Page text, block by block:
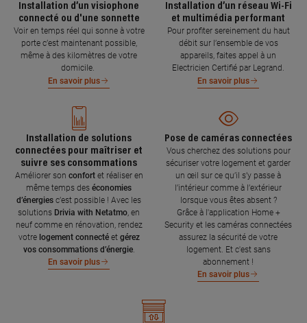
Installation d’un visiophone
connecté ou d'une sonnette
Voir en temps réel qui sonne à votre
porte c’est maintenant possible,
même à des kilomètres de votre
domicile.
En savoir plus
Installation d’un réseau Wi-Fi
et multimédia performant
Pour profiter sereinement du haut
débit sur l’ensemble de vos
appareils, faites appel à un
Electricien Certifié par Legrand.
En savoir plus
Installation de solutions
connectées pour maîtriser et
suivre ses consommations
Améliorer son confort et réaliser en
même temps des économies
d’énergies c’est possible ! Avec les
solutions Drivia with Netatmo , en
neuf comme en rénovation, rendez
votre logement connecté et gérez
vos consommations d’énergie.
En savoir plus
Pose de caméras connectées
Vous cherchez des solutions pour
sécuriser votre logement et garder
un œil sur ce qu’il s’y passe à
l’intérieur comme à l’extérieur
lorsque vous êtes absent ?
Grâce à l'application Home +
Security et les caméras connectées
assurez la sécurité de votre
logement. Et c'est sans
abonnement !
En savoir plus